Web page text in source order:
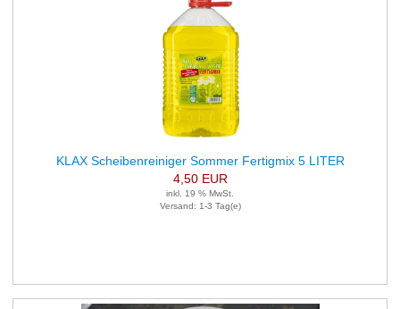
KLAX Scheibenreiniger Sommer Fertigmix 5 LITER
4,50 EUR
inkl. 19 % MwSt.
Versand: 1-3 Tag(e)